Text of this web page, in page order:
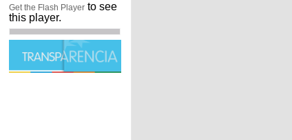
Get the Flash Playerto see
this player.